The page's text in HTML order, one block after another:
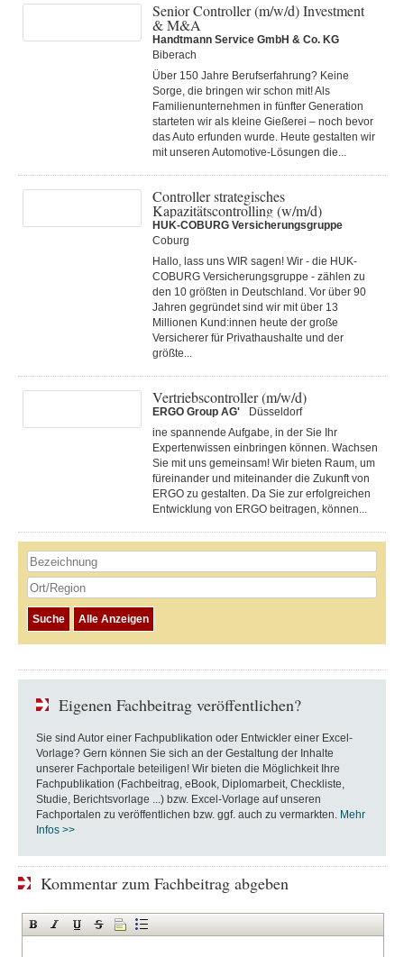
Senior Controller (m/w/d) Investment
& M&A
Handtmann Service GmbH & Co. KG
Biberach
Über 150 Jahre Berufserfahrung? Keine
Sorge, die bringen wir schon mit! Als
Familienunternehmen in fünfter Generation
starteten wir als kleine Gießerei – noch bevor
das Auto erfunden wurde. Heute gestalten wir
mit unseren Automotive-Lösungen die...
Controller strategisches
Kapazitätscontrolling (w/m/d)
HUK-COBURG Versicherungsgruppe
Coburg
Hallo, lass uns WIR sagen! Wir - die HUK-
COBURG Versicherungsgruppe - zählen zu
den 10 größten in Deutschland. Vor über 90
Jahren gegründet sind wir mit über 13
Millionen Kund:innen heute der große
Versicherer für Privathaushalte und der
größte...
Vertriebscontroller (m/w/d)
ERGO Group AG'
Düsseldorf
ine spannende Aufgabe, in der Sie Ihr
Expertenwissen einbringen können. Wachsen
Sie mit uns gemeinsam! Wir bieten Raum, um
füreinander und miteinander die Zukunft von
ERGO zu gestalten. Da Sie zur erfolgreichen
Entwicklung von ERGO beitragen, können...
Eigenen Fachbeitrag veröffentlichen?
Sie sind Autor einer Fachpublikation oder Entwickler einer Excel-
Vorlage? Gern können Sie sich an der Gestaltung der Inhalte
unserer Fachportale beteiligen! Wir bieten die Möglichkeit Ihre
Fachpublikation (Fachbeitrag, eBook, Diplomarbeit, Checkliste,
Studie, Berichtsvorlage ...) bzw. Excel-Vorlage auf unseren
Fachportalen zu veröffentlichen bzw. ggf. auch zu vermarkten. Mehr
Infos >>
Kommentar zum Fachbeitrag abgeben